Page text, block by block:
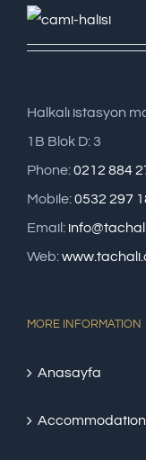
Halkalı istasyon
1B Blok D: 3
Phone:0212 884
Mobile:0532 297
Email:
Web:
MORE INFORMATION
Anasayfa